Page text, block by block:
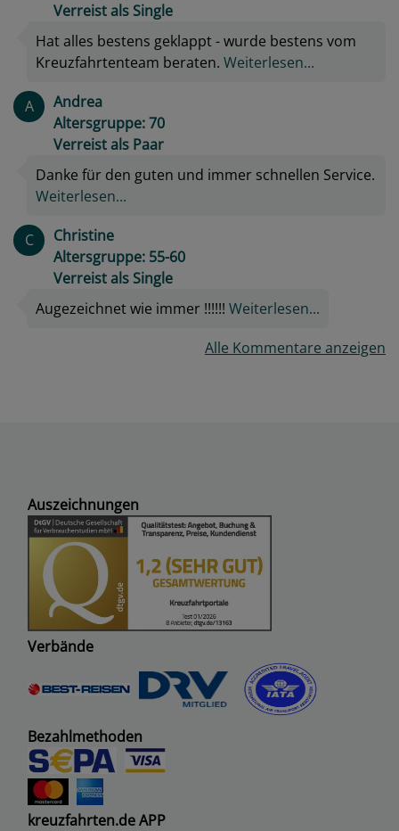
Verreist als Single
Hat alles bestens geklappt - wurde bestens vom
Kreuzfahrtenteam beraten. Weiterlesen...
A
Andrea
Altersgruppe: 70
Verreist als Paar
Danke für den guten und immer schnellen Service.
Weiterlesen...
C
Christine
Altersgruppe: 55-60
Verreist als Single
Augezeichnet wie immer !!!!!! Weiterlesen...
Alle Kommentare anzeigen
Auszeichnungen
Verbände
Bezahlmethoden
kreuzfahrten.de APP